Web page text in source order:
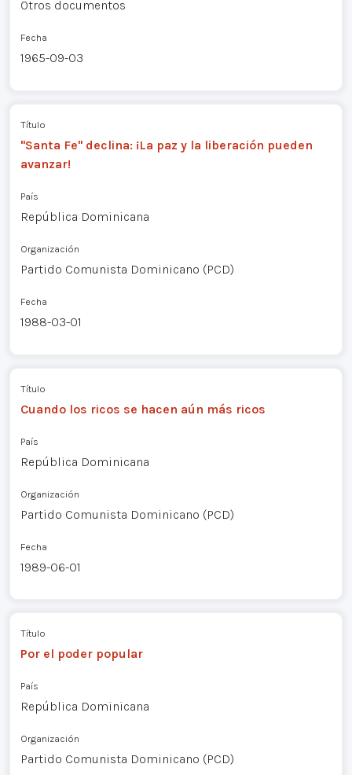
Otros documentos
Fecha
1965-09-03
Título
"Santa Fe" declina: ¡La paz y la liberación pueden
avanzar!
País
República Dominicana
Organización
Partido Comunista Dominicano (PCD)
Fecha
1988-03-01
Título
Cuando los ricos se hacen aún más ricos
País
República Dominicana
Organización
Partido Comunista Dominicano (PCD)
Fecha
1989-06-01
Título
Por el poder popular
País
República Dominicana
Organización
Partido Comunista Dominicano (PCD)